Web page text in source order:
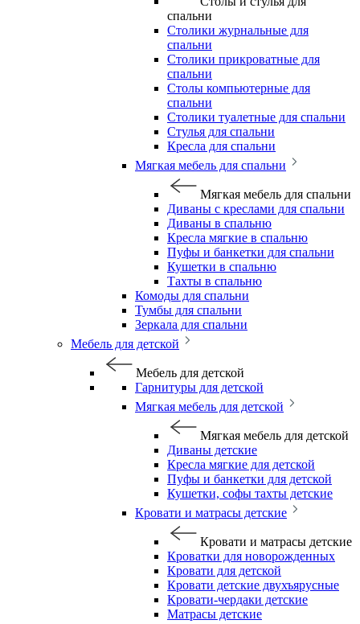
спальни
Столики журнальные для
спальни
Столики прикроватные для
спальни
Столы компьютерные для
спальни
Столики туалетные для спальни
Стулья для спальни
Кресла для спальни
Мягкая мебель для спальни
Мягкая мебель для спальни
Диваны с креслами для спальни
Диваны в спальню
Кресла мягкие в спальню
Пуфы и банкетки для спальни
Кушетки в спальню
Тахты в спальню
Комоды для спальни
Тумбы для спальни
Зеркала для спальни
Мебель для детской
Мебель для детской
Гарнитуры для детской
Мягкая мебель для детской
Мягкая мебель для детской
Диваны детские
Кресла мягкие для детской
Пуфы и банкетки для детской
Кушетки, софы тахты детские
Кровати и матрасы детские
Кровати и матрасы детские
Кроватки для новорожденных
Кровати для детской
Кровати детские двухъярусные
Кровати-чердаки детские
Матрасы детские